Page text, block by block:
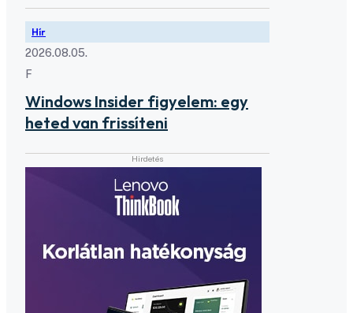
Hír
2026.08.05.
F
Windows Insider figyelem: egy
heted van frissíteni